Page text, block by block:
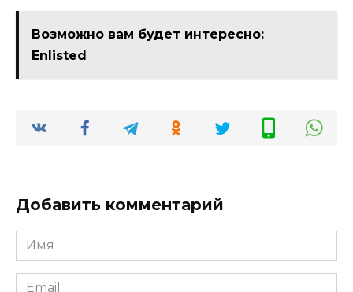
Возможно вам будет интересно:
Enlisted
Добавить комментарий
Имя
*
Email